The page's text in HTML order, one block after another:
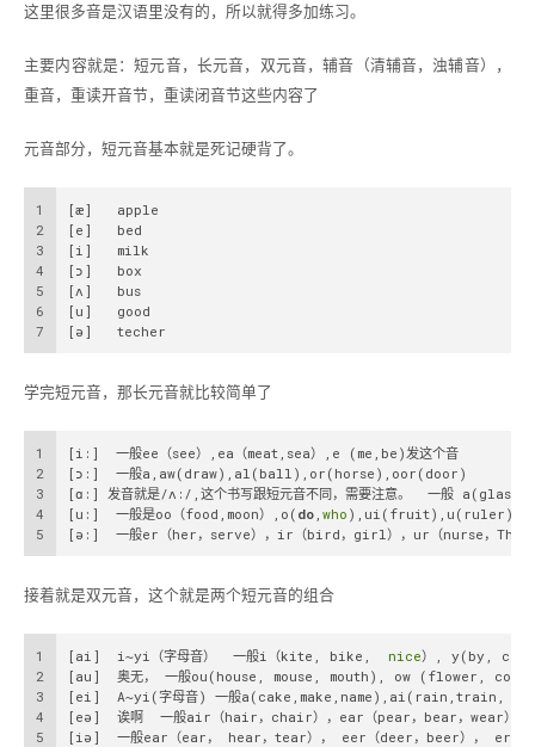
这里很多音是汉语里没有的，所以就得多加练习。
主要内容就是：短元音，长元音，双元音，辅音（清辅音，浊辅音），
重音，重读开音节，重读闭音节这些内容了
元音部分，短元音基本就是死记硬背了。
1
2
3
4
5
6
7
[æ]   apple
[e]   bed
[i]   milk
[ɔ]   box
[ʌ]   bus
[u]   good
[ə]   techer
学完短元音，那长元音就比较简单了
1
2
3
4
5
[i:]  一般ee（see）,ea（meat,sea）,e (me,be)发这个音
[ɔ:]  一般a,aw(draw),al(ball),or(horse),oor(door)
[ɑ:] 发音就是/ʌ:/,这个书写跟短元音不同，需要注意。  一般
[u:]  一般是oo（food,moon）,o( do , who ),ui(fruit),u(ruler)
[ə:]  一般er（her，serve），ir（bird，girl），ur（nurse，
接着就是双元音，这个就是两个短元音的组合
1
2
3
4
5
[ai]  i~yi（字母音）  一般i（kite, bike, nice）, y(by,
[au]  奥无， 一般ou(house, mouse, mouth), ow (flower, cow
[ei]  A~yi(字母音) 一般a(cake,make,name),ai(rain,train,
[eə]  诶啊  一般air（hair，chair），ear（pear，bear，wear）
[iə]  一般ear（ear， hear，tear）， eer（deer，beer）， ere（